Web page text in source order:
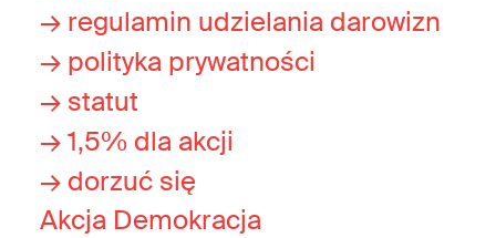
→ regulamin udzielania darowizn
→ polityka prywatności
→ statut
→ 1,5% dla akcji
→ dorzuć się
Akcja Demokracja